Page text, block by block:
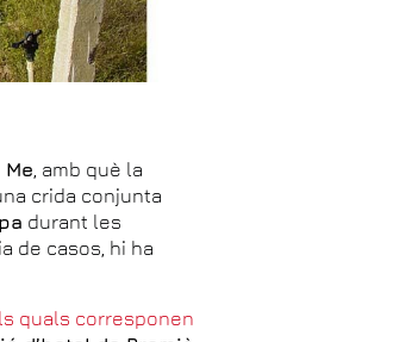
, amb què la
crida conjunta
durant les
de casos, hi ha
quals corresponen